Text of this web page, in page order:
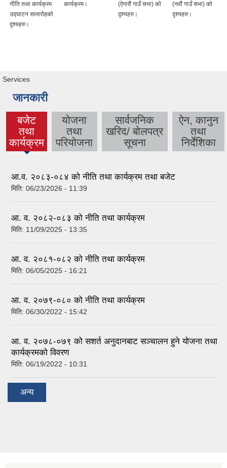
नीति तथा कार्यक्रम
उद्घाटन सामारोहकाे
दृश्यहरु।
कार्यक्रम।
(ऐगारौं गाउँ सभा) काे
दृश्यहरु।
(नवौं गाउँ सभा) काे
दृश्यहरु।
Services
जानकारी
बजेट
तथा
कार्यक्रम
(active
tab)
योजना
तथा
परियोजना
सार्वजनिक
खरिद/ बोलपत्र
सूचना
ऐन, कानुन
तथा
निर्देशिका
आ.व. २०८३-०८४ को नीति तथा कार्यक्रम तथा बजेट
मिति: 06/23/2026 - 11:39
आ. व. २०८२-०८३ को नीति तथा कार्यक्रम
मिति: 11/09/2025 - 13:35
आ. व. २०८१-०८२ को नीति तथा कार्यक्रम
मिति: 06/05/2025 - 16:21
आ. व. २०७९-०८० को नीति तथा कार्यक्रम
मिति: 06/30/2022 - 15:42
आ. व. २०७८-०७९ को सशर्त अनुदानबाट सञ्चालन हुने योजना तथा
कार्यक्रमको विवरण
मिति: 06/19/2022 - 10:31
अन्य